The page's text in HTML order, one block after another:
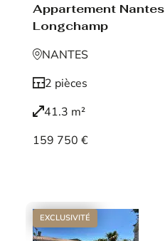
Appartement Nantes
Longchamp
NANTES
2 pièces
41.3 m²
159 750 €
EXCLUSIVITÉ